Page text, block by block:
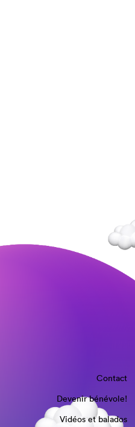
Contact
Devenir bénévole!
Vidéos et balados